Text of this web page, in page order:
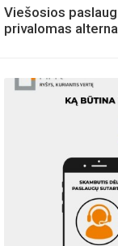
Viešosios
privalomas